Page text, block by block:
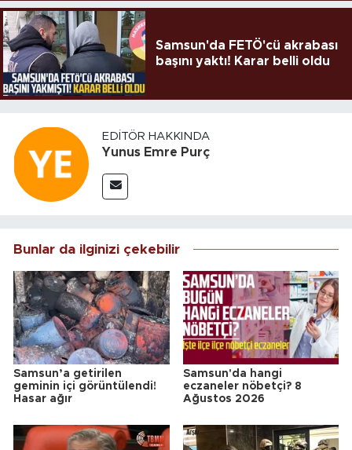
Samsun'da FETÖ'cü akrabası
başını yaktı! Karar belli oldu
EDITÖR HAKKINDA
Yunus Emre Purç
Bunlar da ilginizi çekebilir
Samsun’a getirilen
geminin içi görüntülendi!
Hasar ağır
Samsun'da hangi
eczaneler nöbetçi? 8
Ağustos 2026